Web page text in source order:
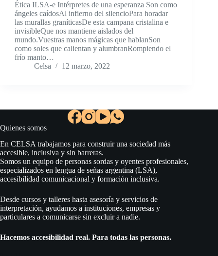
Ética ILSA-e Intérpretes de una esperanza Son como
ángeles caídosAl infierno del silencioPara horadar
las murallas graníticasDe esta campana cristalina e
invisibleQue nos mantiene aislados del
mundo.Vuestras manos mágicas que hablanSon
como soles que calientan y alumbranRompiendo el
frío manto…
Celsa
12 marzo, 2022
Quienes somos
En CELSA trabajamos para construir una sociedad más
accesible, inclusiva y sin barreras.
Somos un equipo de personas sordas y oyentes profesionales,
especializados en lengua de señas argentina (LSA),
accesibilidad comunicacional y formación inclusiva.
Desde cursos y talleres hasta asesoría y servicios de
interpretación, ayudamos a instituciones, empresas y
particulares a comunicarse sin excluir a nadie.
Hacemos accesibilidad real. Para todas las personas.